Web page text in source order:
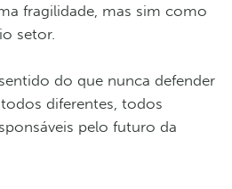
fragilidade, mas sim como
setor.
do que nunca defender
diferentes, todos
pelo futuro da